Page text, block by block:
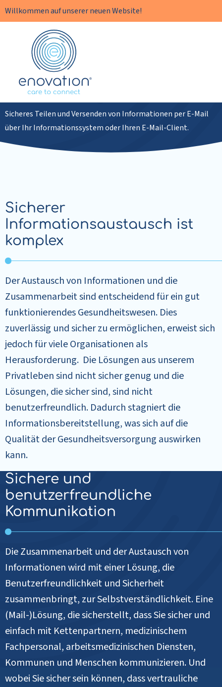
Willkommen auf unserer neuen Website!
Enovation
Sichere Kommunikation
Sicheres Teilen und Versenden von Informationen per E-Mail
über Ihr Informationssystem oder Ihren E-Mail-Client.
Sicherer
Informationsaustausch ist
komplex
Der Austausch von Informationen und die
Zusammenarbeit sind entscheidend für ein gut
funktionierendes Gesundheitswesen. Dies
zuverlässig und sicher zu ermöglichen, erweist sich
jedoch für viele Organisationen als
Herausforderung. Die Lösungen aus unserem
Privatleben sind nicht sicher genug und die
Lösungen, die sicher sind, sind nicht
benutzerfreundlich. Dadurch stagniert die
Informationsbereitstellung, was sich auf die
Qualität der Gesundheitsversorgung auswirken
kann.
Sichere und
benutzerfreundliche
Kommunikation
Die Zusammenarbeit und der Austausch von
Informationen wird mit einer Lösung, die
Benutzerfreundlichkeit und Sicherheit
zusammenbringt, zur Selbstverständlichkeit. Eine
(Mail-)Lösung, die sicherstellt, dass Sie sicher und
einfach mit Kettenpartnern, medizinischem
Fachpersonal, arbeitsmedizinischen Diensten,
Kommunen und Menschen kommunizieren. Und
wobei Sie sicher sein können, dass vertrauliche